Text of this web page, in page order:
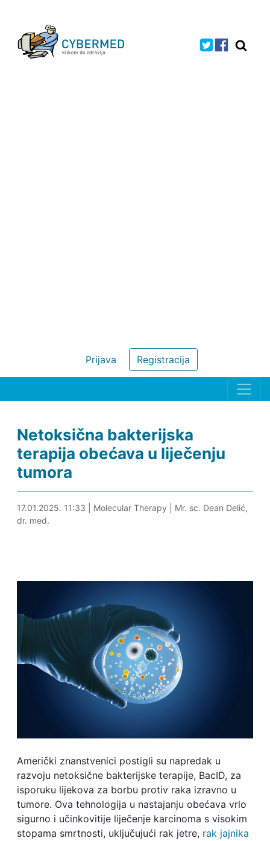
Registracija
Prijava
Netoksična bakterijska
terapija obećava u liječenju
tumora
17.01.2025. 12:02
17.01.2025. 11:33 Molecular Therapy
Mr. sc. Dean Delić,
dr. med.
Američki znanstvenici postigli su napredak u
razvoju netoksične bakterijske terapije, BacID, za
isporuku lijekova za borbu protiv raka izravno u
tumore. Ova tehnologija u nastajanju obećava vrlo
sigurno i učinkovitije liječenje karcinoma s visokim
stopama smrtnosti, uključujući rak jetre, rak jajnika